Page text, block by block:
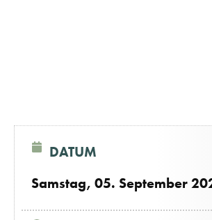
DATUM
Samstag, 05. September